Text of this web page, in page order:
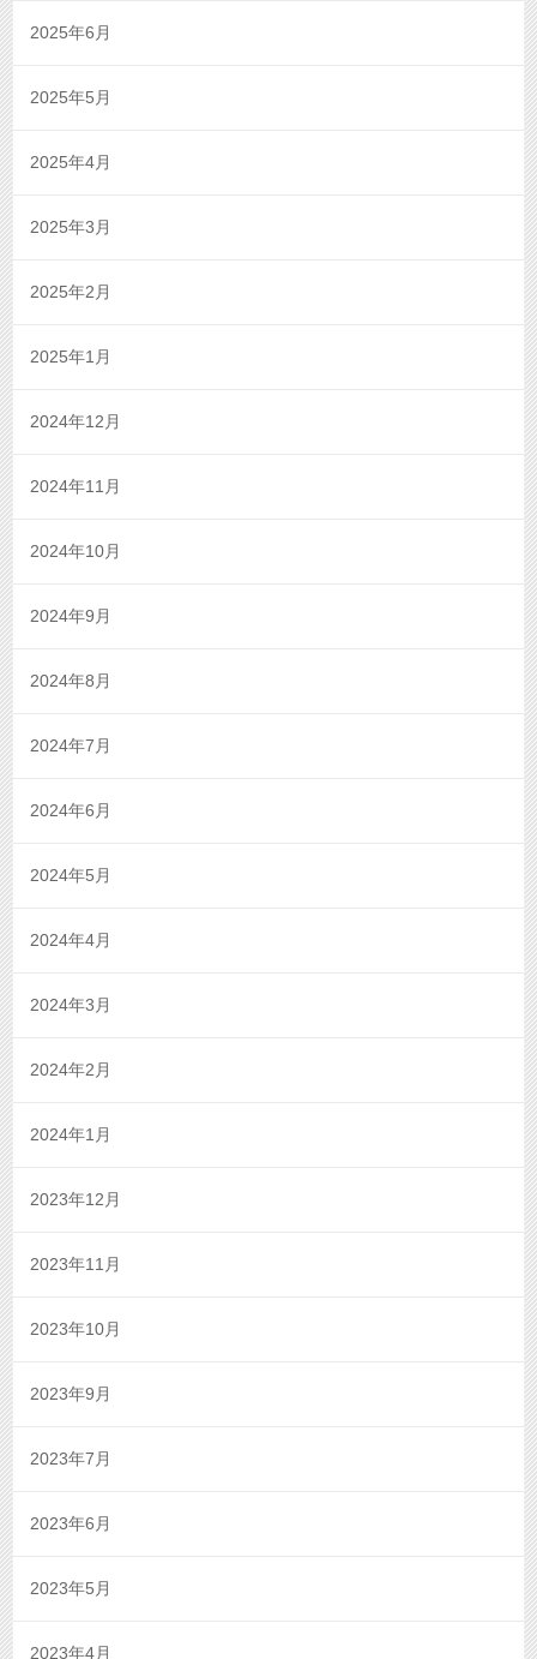
2025年6月
2025年5月
2025年4月
2025年3月
2025年2月
2025年1月
2024年12月
2024年11月
2024年10月
2024年9月
2024年8月
2024年7月
2024年6月
2024年5月
2024年4月
2024年3月
2024年2月
2024年1月
2023年12月
2023年11月
2023年10月
2023年9月
2023年7月
2023年6月
2023年5月
2023年4月